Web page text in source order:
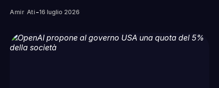
Amir Ati -16 luglio 2026